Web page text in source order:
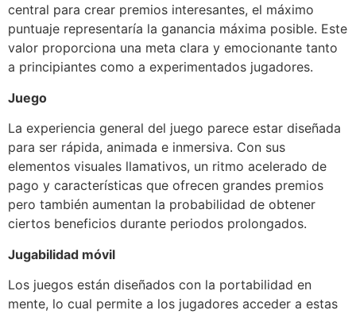
central para crear premios interesantes, el máximo
puntuaje representaría la ganancia máxima posible. Este
valor proporciona una meta clara y emocionante tanto
a principiantes como a experimentados jugadores.
Juego
La experiencia general del juego parece estar diseñada
para ser rápida, animada e inmersiva. Con sus
elementos visuales llamativos, un ritmo acelerado de
pago y características que ofrecen grandes premios
pero también aumentan la probabilidad de obtener
ciertos beneficios durante periodos prolongados.
Jugabilidad móvil
Los juegos están diseñados con la portabilidad en
mente, lo cual permite a los jugadores acceder a estas